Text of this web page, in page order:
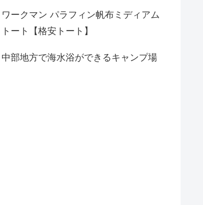
ワークマン パラフィン帆布ミディアム
トート【格安トート】
中部地方で海水浴ができるキャンプ場